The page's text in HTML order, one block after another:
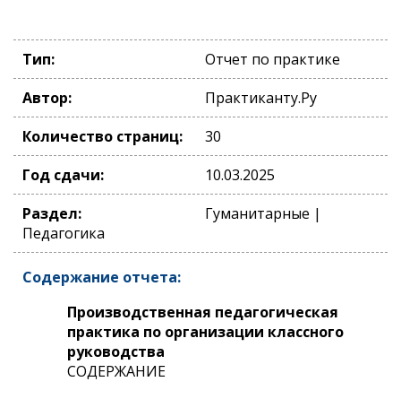
Тип:
Отчет по практике
Автор:
Практиканту.Ру
Количество страниц:
30
Год сдачи:
10.03.2025
Раздел:
Гуманитарные |
Педагогика
Содержание отчета:
Производственная педагогическая
практика по организации классного
руководства
СОДЕРЖАНИЕ